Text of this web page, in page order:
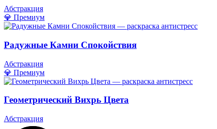
Абстракция
💎 Премиум
Радужные Камни Спокойствия
Абстракция
💎 Премиум
Геометрический Вихрь Цвета
Абстракция